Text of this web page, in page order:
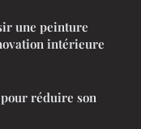
une peinture
intérieure
réduire son